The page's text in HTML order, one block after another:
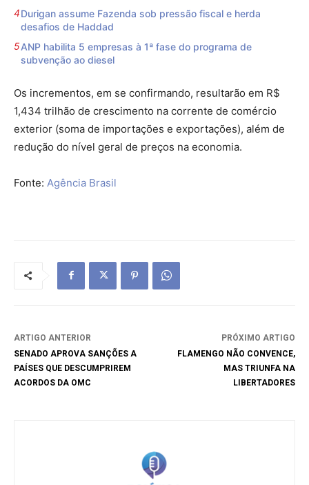
Durigan assume Fazenda sob pressão fiscal e herda
desafios de Haddad
ANP habilita 5 empresas à 1ª fase do programa de
subvenção ao diesel
Os incrementos, em se confirmando, resultarão em R$
1,434 trilhão de crescimento na corrente de comércio
exterior (soma de importações e exportações), além de
redução do nível geral de preços na economia.
Fonte: Agência Brasil
ARTIGO ANTERIOR
SENADO APROVA SANÇÕES A
PAÍSES QUE DESCUMPRIREM
ACORDOS DA OMC
PRÓXIMO ARTIGO
FLAMENGO NÃO CONVENCE,
MAS TRIUNFA NA
LIBERTADORES